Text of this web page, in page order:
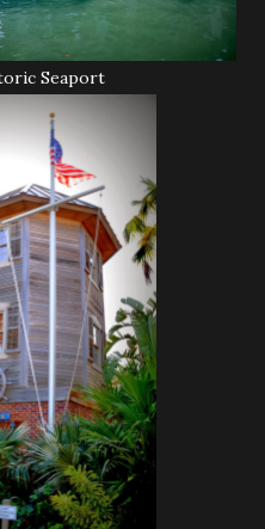
Seaport